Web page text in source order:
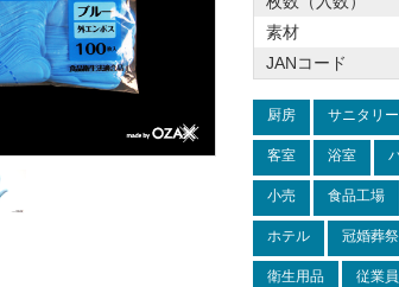
素材
JANコード
厨房 サニタリー
客室 浴室
小売 食品工場
ホテル 冠婚葬祭
衛生用品 従業